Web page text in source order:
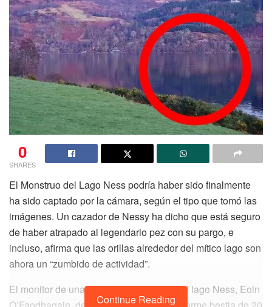
0
SHARES
El Monstruo del Lago Ness podría haber sido finalmente
ha sido captado por la cámara, según el tipo que tomó las
imágenes. Un cazador de Nessy ha dicho que está seguro
de haber atrapado al legendario pez con su pargo, e
incluso, afirma que las orillas alrededor del mítico lago son
ahora un “zumbido de actividad”.
El monitor de una cámara web regular del lago Ness, Eoin
Continue Reading